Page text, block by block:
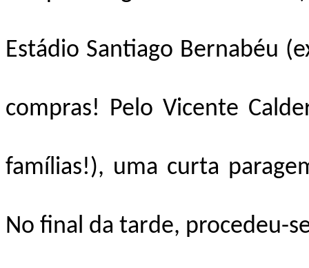
Estádio Santiago Bernabéu
compras! Pelo Vicente
famílias!), uma curta
No final da tarde, procedeu-